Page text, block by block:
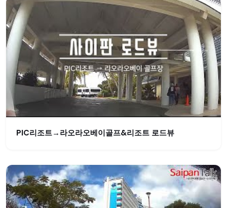
PIC리조트→라오라오베이골프&리조트 로드뷰